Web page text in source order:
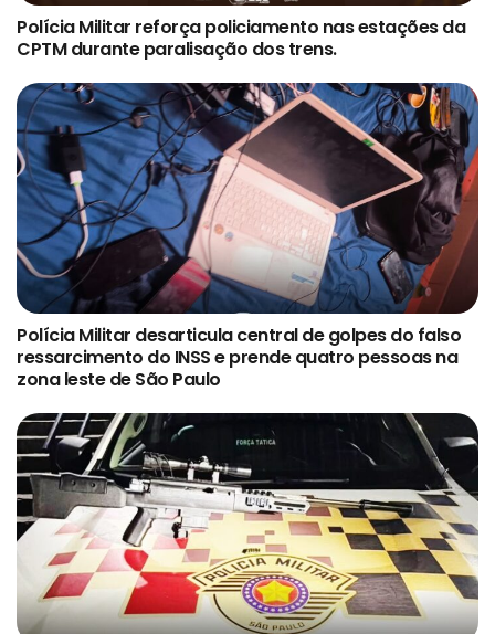
Polícia Militar reforça policiamento nas estações da
CPTM durante paralisação dos trens.
Polícia Militar desarticula central de golpes do falso
ressarcimento do INSS e prende quatro pessoas na
zona leste de São Paulo